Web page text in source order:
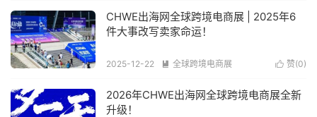
CHWE出海网全球跨境电商展 | 2025年6
件大事改写卖家命运！
 赞(0)
2025-12-22  全球跨境电商展
2026年CHWE出海网全球跨境电商展全新
升级！